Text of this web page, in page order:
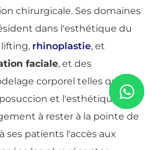
chirurgicale. Ses domaines
dans l'esthétique du
rhinoplastie, et
faciale, et des
corporel telles que
et l'esthétique
à rester à la pointe de
ses patients l'accès aux